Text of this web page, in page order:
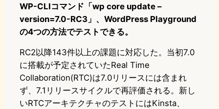
WP-CLIコマンド「wp core update –
version=7.0-RC3」、WordPress Playground
の4つの方法でテストできる。
RC2以降143件以上の課題に対応した。当初7.0
に搭載が予定されていたReal Time
Collaboration(RTC)は7.0リリースには含まれ
ず、7.1リリースサイクルで再評価される。新し
いRTCアーキテクチャのテストにはKinsta、